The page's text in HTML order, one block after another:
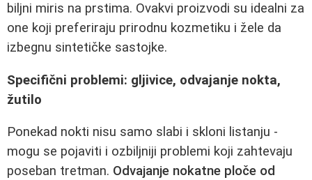
biljni miris na prstima. Ovakvi proizvodi su idealni za
one koji preferiraju prirodnu kozmetiku i žele da
izbegnu sintetičke sastojke.
Specifični problemi: gljivice, odvajanje nokta,
žutilo
Ponekad nokti nisu samo slabi i skloni listanju -
mogu se pojaviti i ozbiljniji problemi koji zahtevaju
poseban tretman. Odvajanje nokatne ploče od